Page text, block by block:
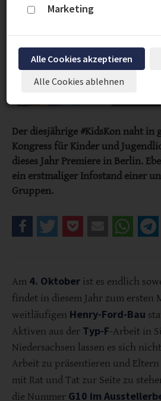
Der diesjährige #KidsKon naht in
Kongress für Kinder und
dieses Jahr Premiere in Berlin.
ein erstmaliger Infostand einer
Gruppen.
Am 4. Oktober ist es endlich
findet in diesem Jahr zum ersten
weitläufigen Henry-Ford-Bau
Aktiven aus der Typ-F-Arbeit in
Niedersachsen lassen es sich
Arbeit zu präsentieren und
mit Rat und Tat zur Seite zu
die Nummer G10 im
Marketing
Alle Cookies akzeptieren
Alle Cookies ablehnen